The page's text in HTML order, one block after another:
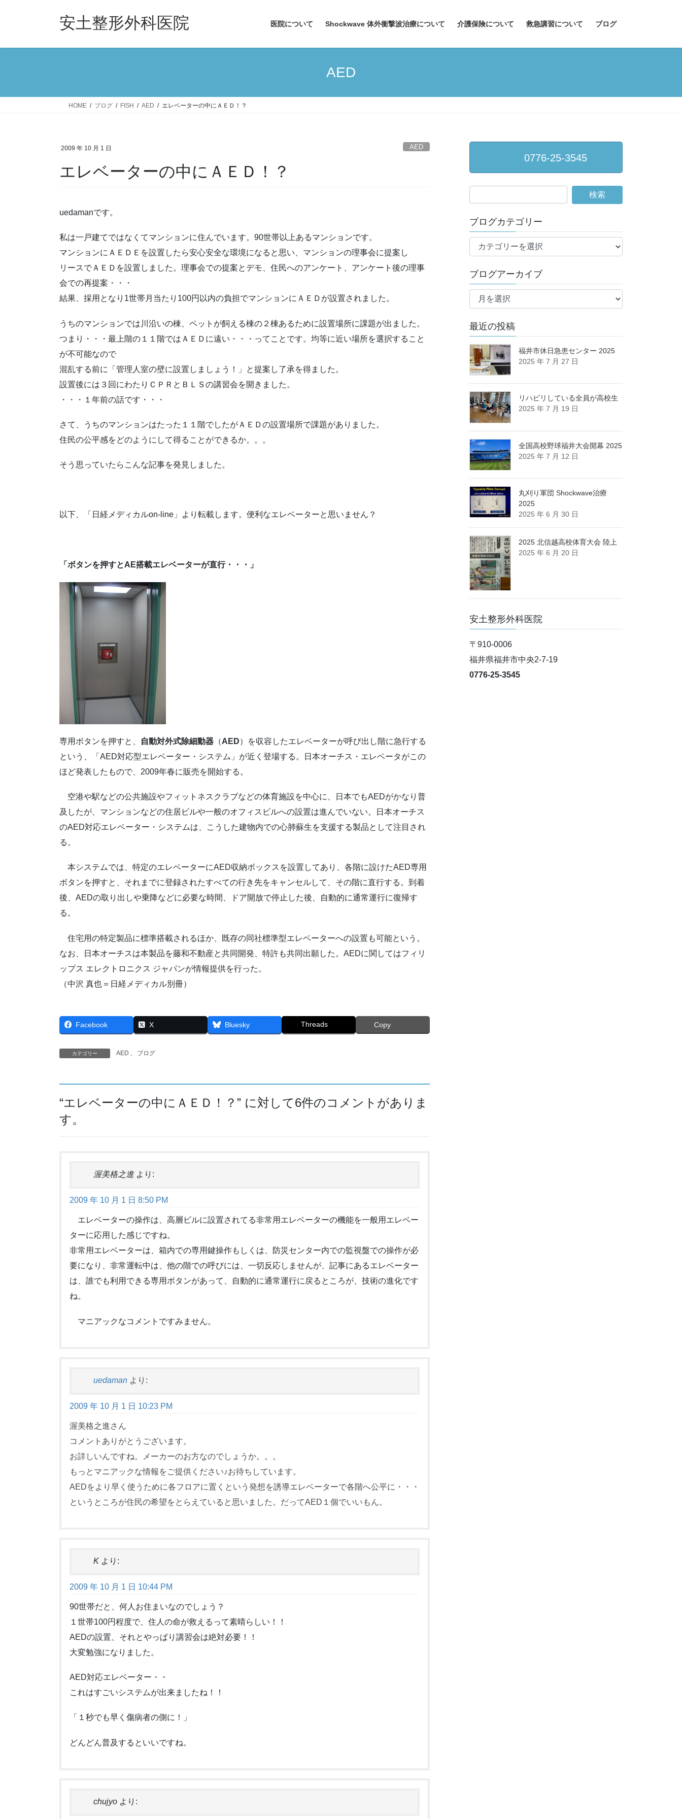
安土整形外科医院 医院について Shockwave 体外衝撃波治療について 介護保険について 救急講習について ブログ
AED
HOME ブログ FISH AED エレベーターの中にＡＥＤ！？
2009 年 10 月 1 日 AED
エレベーターの中にＡＥＤ！？
uedamanです。
私は一戸建てではなくてマンションに住んでいます。90世帯以上あるマンションです。
マンションにＡＥＤＥを設置したら安心安全な環境になると思い、マンションの理事会に提案し
リースでＡＥＤを設置しました。理事会での提案とデモ、住民へのアンケート、アンケート後の理事
会での再提案・・・
結果、採用となり1世帯月当たり100円以内の負担でマンションにＡＥＤが設置されました。
うちのマンションでは川沿いの棟、ペットが飼える棟の２棟あるために設置場所に課題が出ました。
つまり・・・最上階の１１階ではＡＥＤに遠い・・・ってことです。均等に近い場所を選択すること
が不可能なので
混乱する前に「管理人室の壁に設置しましょう！」と提案し了承を得ました。
設置後には３回にわたりＣＰＲとＢＬＳの講習会を開きました。
・・・１年前の話です・・・
さて、うちのマンションはたった１１階でしたがＡＥＤの設置場所で課題がありました。
住民の公平感をどのようにして得ることができるか。。。
そう思っていたらこんな記事を発見しました。
以下、「日経メディカルon-line」より転載します。便利なエレベーターと思いません？
「ボタンを押すとAE搭載エレベーターが直行・・・」
専用ボタンを押すと、 自動対外式除細動器 （AED）を収容したエレベーターが呼び出し階に急行する
という、「AED対応型エレベーター・システム」が近く登場する。日本オーチス・エレベータがこの
ほど発表したもので、2009年春に販売を開始する。
空港や駅などの公共施設やフィットネスクラブなどの体育施設を中心に、日本でもAEDがかなり普
及したが、マンションなどの住居ビルや一般のオフィスビルへの設置は進んでいない。日本オーチス
のAED対応エレベーター・システムは、こうした建物内での心肺蘇生を支援する製品として注目され
る。
本システムでは、特定のエレベーターにAED収納ボックスを設置してあり、各階に設けたAED専用
ボタンを押すと、それまでに登録されたすべての行き先をキャンセルして、その階に直行する。到着
後、AEDの取り出しや乗降などに必要な時間、ドア開放で停止した後、自動的に通常運行に復帰す
る。
住宅用の特定製品に標準搭載されるほか、既存の同社標準型エレベーターへの設置も可能という。
なお、日本オーチスは本製品を藤和不動産と共同開発、特許も共同出願した。AEDに関してはフィリ
ップス エレクトロニクス ジャパンが情報提供を行った。
（中沢 真也＝日経メディカル別冊）
Facebook X Bluesky Threads Copy
カテゴリー AED ブログ
“エレベーターの中にＡＥＤ！？ ” に対して6件のコメントがありま
す。
渥美格之進 より:
2009 年 10 月 1 日 8:50 PM
エレベーターの操作は、高層ビルに設置されてる非常用エレベーターの機能を一般用エレベー
ターに応用した感じですね。
非常用エレベーターは、箱内での専用鍵操作もしくは、防災センター内での監視盤での操作が必
要になり、非常運転中は、他の階での呼びには、一切反応しませんが、記事にあるエレベーター
は、誰でも利用できる専用ボタンがあって、自動的に通常運行に戻るところが、技術の進化です
ね。
マニアックなコメントですみません。
uedaman より:
2009 年 10 月 1 日 10:23 PM
渥美格之進さん
コメントありがとうございます。
お詳しいんですね。メーカーのお方なのでしょうか。。。
もっとマニアックな情報をご提供ください♪お待ちしています。
AEDをより早く使うために各フロアに置くという発想を誘導エレベーターで各階へ公平に・・・
というところが住民の希望をとらえていると思いました。だってAED１個でいいもん。
K より:
2009 年 10 月 1 日 10:44 PM
90世帯だと、何人お住まいなのでしょう？
１世帯100円程度で、住人の命が救えるって素晴らしい！！
AEDの設置、それとやっぱり講習会は絶対必要！！
大変勉強になりました。
AED対応エレベーター・・
これはすごいシステムが出来ましたね！！
「１秒でも早く傷病者の側に！」
どんどん普及するといいですね。
chujyo より:
0776-25-3545
ブログカテゴリー
ロ
カ
テ
ー
ブログアーカイブ
ブ
ア
ー
カ
イ
ブ
最近の投稿
福井市休日急患センター 2025
2025 年 7 月 27 日
リハビリしている全員が高校生
2025 年 7 月 19 日
全国高校野球福井大会開幕 2025
2025 年 7 月 12 日
丸刈り軍団 Shockwave治療
2025
2025 年 6 月 30 日
2025 北信越高校体育大会 陸上
2025 年 6 月 20 日
安土整形外科医院
〒910-0006
福井県福井市中央2-7-19
0776-25-3545